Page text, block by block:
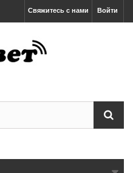
Войти
Свяжитесь с нами